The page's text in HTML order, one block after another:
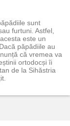
sunt
furtuni. Astfel,
este un
păpădiile au
că vremea va
ortodocși îi
de la Sihăstria